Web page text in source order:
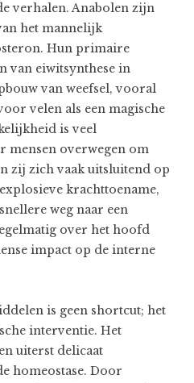
verhalen. Anabolen zijn
het mannelijk
Hun primaire
van eiwitsynthese in
van weefsel, vooral
velen als een magische
is veel
mensen overwegen om
zij zich vaak uitsluitend op
krachttoename,
weg naar een
over het hoofd
impact op de interne
is geen shortcut; het
interventie. Het
uiterst delicaat
homeostase. Door